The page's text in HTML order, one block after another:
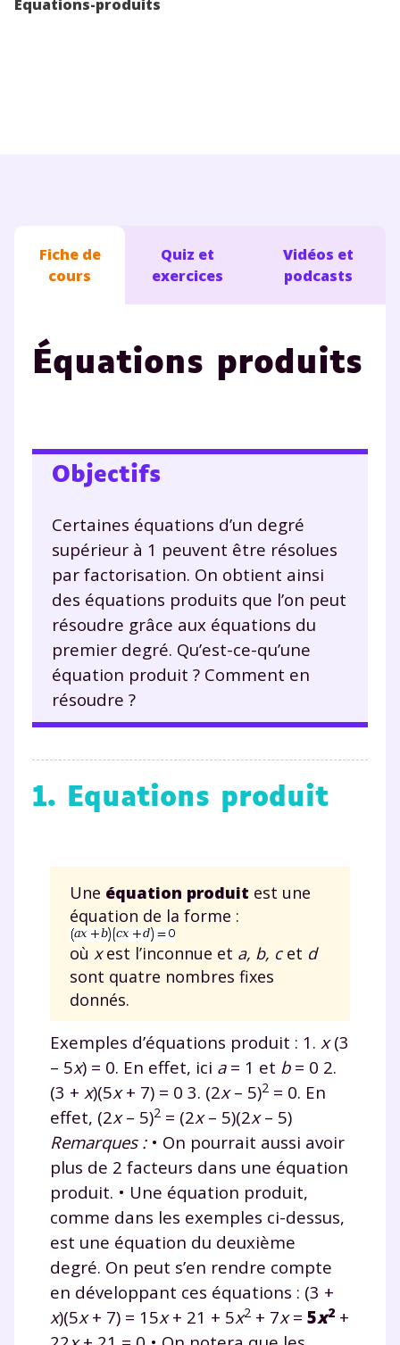
Equations-produits
Fiche de
cours
Quiz et
exercices
Vidéos et
podcasts
Équations produits
Objectifs
Certaines équations d’un degré
supérieur à 1 peuvent être résolues
par factorisation. On obtient ainsi
des équations produits que l’on peut
résoudre grâce aux équations du
premier degré. Qu’est-ce-qu’une
équation produit ? Comment en
résoudre ?
1. Equations produit
Une équation produit est une
équation de la forme :
où xest l’inconnue et a, b, cet d
sont quatre nombres fixes
donnés.
Exemples d’équations produit : 1. x(3
– 5x) = 0. En effet, ici a= 1 et b= 0 2.
(3 + x)(5x+ 7) = 0 3. (2x– 5)2 = 0. En
effet, (2x– 5)2 = (2x– 5)(2x– 5)
Remarques :• On pourrait aussi avoir
plus de 2 facteurs dans une équation
produit. • Une équation produit,
comme dans les exemples ci-dessus,
est une équation du deuxième
degré. On peut s’en rendre compte
en développant ces équations : (3 +
x)(5x+ 7) = 15x+ 21 + 5x2 + 7x= 5x2 +